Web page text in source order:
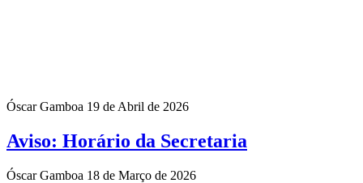
Óscar Gamboa 19 de Abril de 2026
Aviso: Horário da Secretaria
Óscar Gamboa 18 de Março de 2026